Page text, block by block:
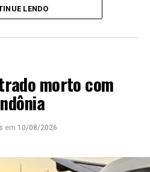
LENDO
morto com
em 10/08/2026